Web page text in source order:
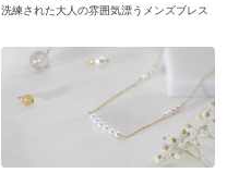
洗練された大人の雰囲気漂うメンズブレス